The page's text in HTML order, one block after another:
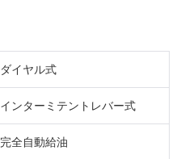
ダイヤル式
インターミテントレバー式
完全自動給油